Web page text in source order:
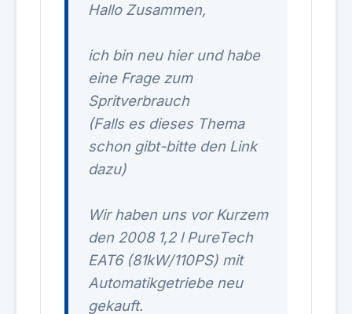
Hallo Zusammen,
ich bin neu hier und habe
eine Frage zum
Spritverbrauch
(Falls es dieses Thema
schon gibt-bitte den Link
dazu)
Wir haben uns vor Kurzem
den 2008 1,2 l PureTech
EAT6 (81kW/110PS) mit
Automatikgetriebe neu
gekauft.